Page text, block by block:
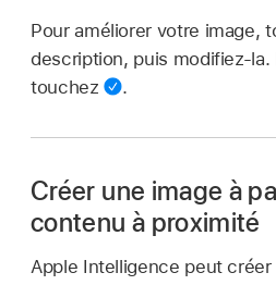
Pour améliorer votre image,
description, puis modifiez-la.
touchez
.
Créer une image à
contenu à proximité
Apple Intelligence peut